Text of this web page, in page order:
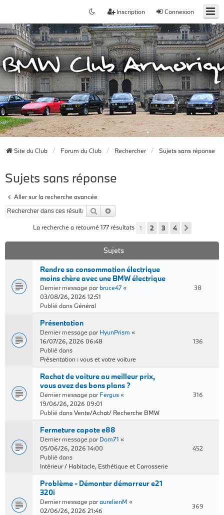
Connexion
Inscription
Site du Club Forum du Club Rechercher Sujets sans réponse
Sujets sans réponse
Aller sur la recherche avancée
Rechercher
La recherche a retourné 177 résultats 1 2 3 4
Sujets
Rendre sa consommation électrique
moins chère avec une BMW électrique
Dernier message parbruce47«
03/08/26, 2026 12:51
Publié dansGénéral
38
Présentation
Dernier message parHyunPrism «
16/07/26, 2026 06:48
Publié dans
Présentation : vous et votre voiture
136
Rachat de voiture au meilleur prix,
vous avez des bons plans ?
Dernier message parFergus«
19/06/26, 2026 09:01
Publié dansVente/Achat/ Recherche BMW
316
Fermeture capote e88
Dernier message parDom71 «
05/06/26, 2026 14:00
Publié dans
Intérieur / Habitacle, Esthétique et Carrosserie
452
Problème - Démonter démarreur e21
320i
Dernier message paraurelienM «
02/06/26, 2026 21:46
369